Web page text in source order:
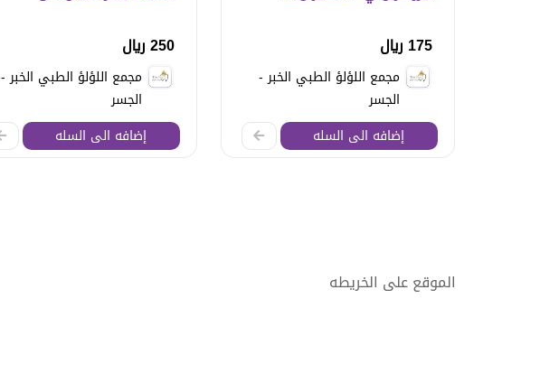
175 ريال
مجمع اللؤلؤ الطبي الخبر -
الجسر
إضافه الى السله
250 ريال
مجمع اللؤلؤ الطبي الخبر -
الجسر
إضافه الى السله
الموقع على الخريطه